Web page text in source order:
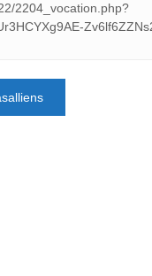
2204_vocation.php?